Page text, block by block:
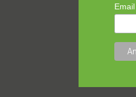
Email